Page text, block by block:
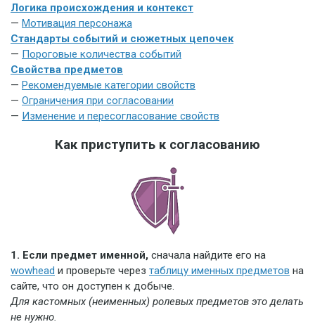
Логика происхождения и контекст
— Мотивация персонажа
Стандарты событий и сюжетных цепочек
— Пороговые количества событий
Свойства предметов
— Рекомендуемые категории свойств
— Ограничения при согласовании
— Изменение и пересогласование свойств
Как приступить к согласованию
1. Если предмет именной, сначала найдите его на
wowhead и проверьте через таблицу именных предметов на
сайте, что он доступен к добыче.
Для кастомных (неименных) ролевых предметов это делать
не нужно.